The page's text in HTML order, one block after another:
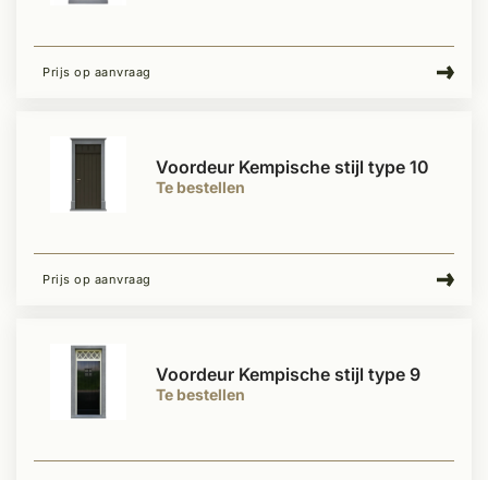
Prijs op aanvraag
Te bestellen
Voordeur Kempische stijl type 10
Prijs op aanvraag
Te bestellen
Voordeur Kempische stijl type 9